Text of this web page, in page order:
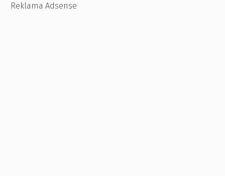
Reklama Adsense